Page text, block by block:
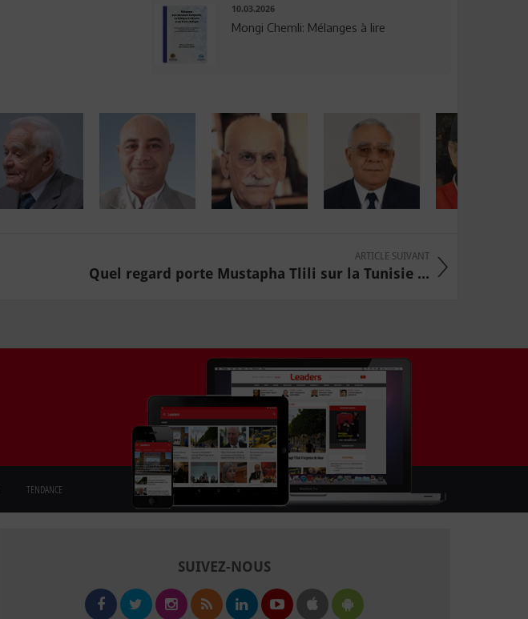
10.03.2026
Mongi Chemli: Mélanges à lire
ARTICLE SUIVANT
Quel regard porte Mustapha Tlili sur la Tunisie ...
TENDANCE
SUIVEZ-NOUS